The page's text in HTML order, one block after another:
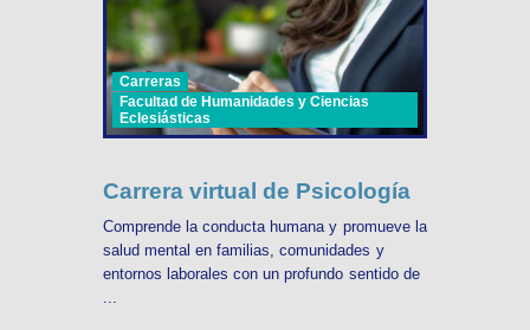
Carreras
Facultad de Humanidades y Ciencias
Eclesiásticas
Carrera virtual de Psicología
Comprende la conducta humana y promueve la
salud mental en familias, comunidades y
entornos laborales con un profundo sentido de